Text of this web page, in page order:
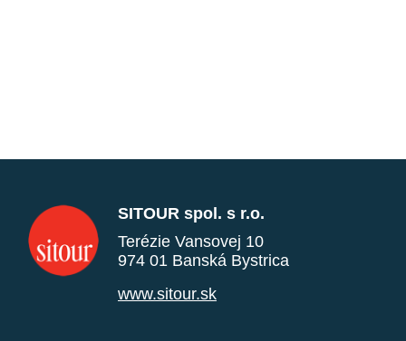
SITOUR spol. s r.o.
Terézie Vansovej 10
974 01 Banská Bystrica
www.sitour.sk